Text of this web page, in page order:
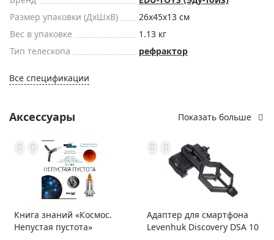
Размер упаковки (ДxШxВ)
26x45x13 см
Вес в упаковке
1.13 кг
Тип телескопа
рефрактор
Все спецификации
Аксессуары Показать больше
Книга знаний «Космос.
Непустая пустота»
Адаптер для смартфона
Levenhuk Discovery DSA 10